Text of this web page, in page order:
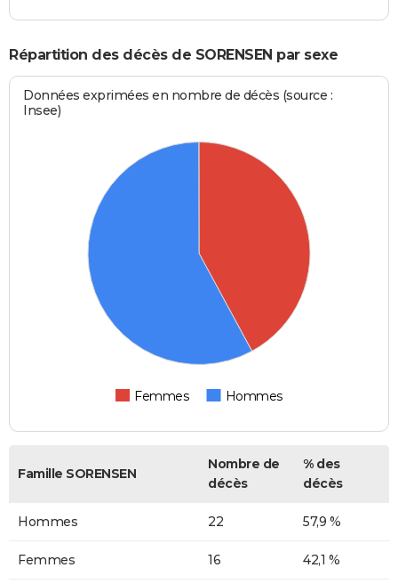
Répartition des décès de SORENSEN par sexe
Données exprimées en nombre de décès (source :
Insee)
Femmes Hommes
Famille SORENSEN
Nombre de
décès
% des
décès
Hommes 22 57,9 %
Femmes 16 42,1 %